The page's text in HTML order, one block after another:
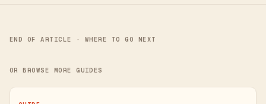
END OF ARTICLE · WHERE TO GO NEXT
OR BROWSE MORE GUIDES